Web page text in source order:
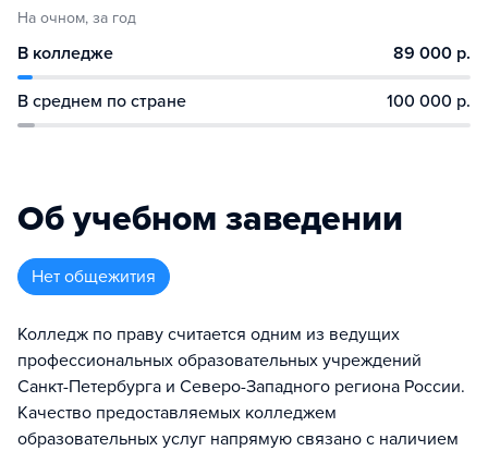
На очном, за год
В колледже 89 000 р.
В среднем по стране 100 000 р.
Об учебном заведении
Нет общежития
Колледж по праву считается одним из ведущих
профессиональных образовательных учреждений
Санкт-Петербурга и Северо-Западного региона России.
Качество предоставляемых колледжем
образовательных услуг напрямую связано с наличием